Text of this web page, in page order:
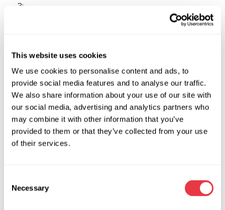
This website uses cookies
We use cookies to personalise content and ads, to
provide social media features and to analyse our traffic.
We also share information about your use of our site with
our social media, advertising and analytics partners who
may combine it with other information that you’ve
provided to them or that they’ve collected from your use
of their services.
Selection
Necessary
3;
Configuraciones definidas para Tesla Model S/X, Tesla
El cable se conecta al dispositivo y al ordenador de a bordo,
es necesario configurar la conexión del ordenador al punto
de acceso Wi-Fi del módulo para que funcione.
Loki es fácil de instalar y operar, tiene una interfaz intuitiva,
el software se actualiza automáticamente de forma gratuita.
Loki es fácil de instalar y operar, tiene una interfaz intuitiva,
el software se actualiza automáticamente de forma gratuita.
El fabricante de loki garantiza soporte técnico gratuito a